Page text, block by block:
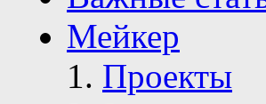
Мейкер
Проекты